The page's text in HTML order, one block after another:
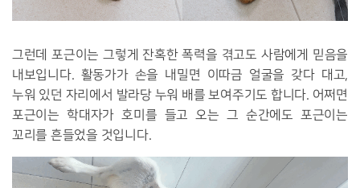
그런데 포근이는 그렇게 잔혹한 폭력을 겪고도 사람에게 믿음을
내보입니다. 활동가가 손을 내밀면 이따금 얼굴을 갖다 대고,
누워 있던 자리에서 발라당 누워 배를 보여주기도 합니다. 어쩌면
포근이는 학대자가 호미를 들고 오는 그 순간에도 포근이는
꼬리를 흔들었을 것입니다.